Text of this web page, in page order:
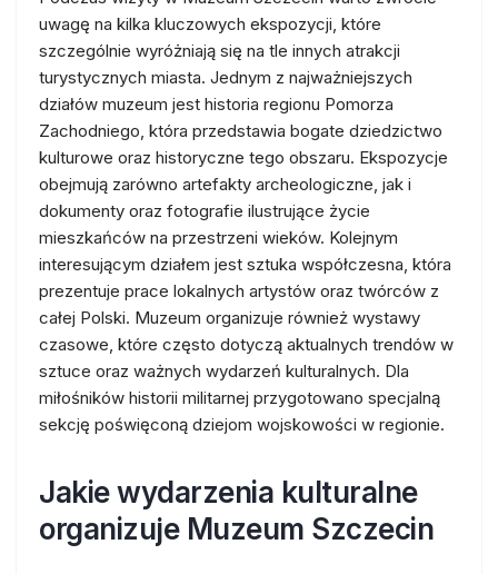
uwagę na kilka kluczowych ekspozycji, które
szczególnie wyróżniają się na tle innych atrakcji
turystycznych miasta. Jednym z najważniejszych
działów muzeum jest historia regionu Pomorza
Zachodniego, która przedstawia bogate dziedzictwo
kulturowe oraz historyczne tego obszaru. Ekspozycje
obejmują zarówno artefakty archeologiczne, jak i
dokumenty oraz fotografie ilustrujące życie
mieszkańców na przestrzeni wieków. Kolejnym
interesującym działem jest sztuka współczesna, która
prezentuje prace lokalnych artystów oraz twórców z
całej Polski. Muzeum organizuje również wystawy
czasowe, które często dotyczą aktualnych trendów w
sztuce oraz ważnych wydarzeń kulturalnych. Dla
miłośników historii militarnej przygotowano specjalną
sekcję poświęconą dziejom wojskowości w regionie.
Jakie wydarzenia kulturalne
organizuje Muzeum Szczecin